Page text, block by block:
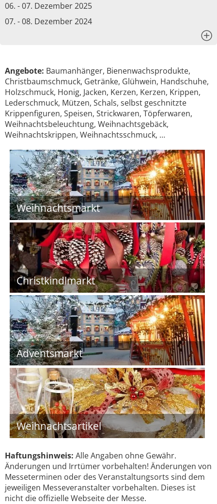
06. - 07. Dezember 2025
07. - 08. Dezember 2024
Angebote: Baumanhänger, Bienenwachsprodukte,
Christbaumschmuck, Getränke, Glühwein, Handschuhe,
Holzschmuck, Honig, Jacken, Kerzen, Kerzen, Krippen,
Lederschmuck, Mützen, Schals, selbst geschnitzte
Krippenfiguren, Speisen, Strickwaren, Töpferwaren,
Weihnachtsbeleuchtung, Weihnachtsgebäck,
Weihnachtskrippen, Weihnachtsschmuck, …
Weihnachtsmarkt
Christkindlmarkt
Adventsmarkt
Weihnachtsartikel
Haftungshinweis: Alle Angaben ohne Gewähr.
Änderungen und Irrtümer vorbehalten! Änderungen von
Messeterminen oder des Veranstaltungsorts sind dem
jeweiligen Messeveranstalter vorbehalten. Dieses ist
nicht die offizielle Webseite der Messe.